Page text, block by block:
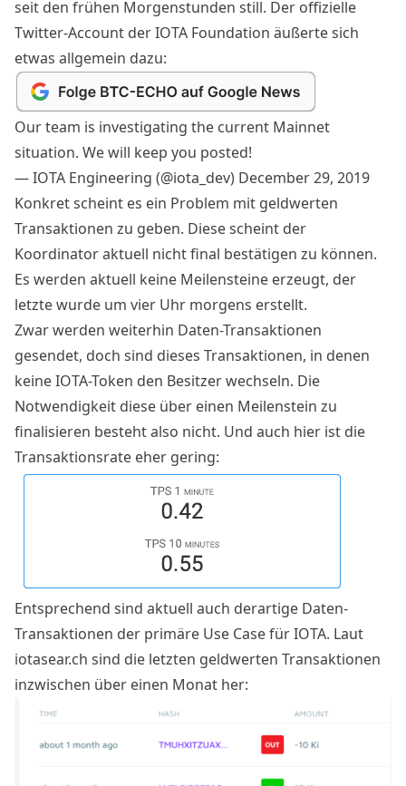
seit den frühen Morgenstunden still. Der offizielle
Twitter-Account der IOTA Foundation äußerte sich
etwas allgemein dazu:
Our team is investigating the current Mainnet
situation. We will keep you posted!
— IOTA Engineering (@iota_dev) December 29, 2019
Konkret scheint es ein Problem mit geldwerten
Transaktionen zu geben. Diese scheint der
Koordinator aktuell nicht final bestätigen zu können.
Es werden aktuell keine Meilensteine erzeugt, der
letzte wurde um vier Uhr morgens erstellt.
Zwar werden weiterhin Daten-Transaktionen
gesendet, doch sind dieses Transaktionen, in denen
keine IOTA-Token den Besitzer wechseln. Die
Notwendigkeit diese über einen Meilenstein zu
finalisieren besteht also nicht. Und auch hier ist die
Transaktionsrate eher gering:
Entsprechend sind aktuell auch derartige Daten-
Transaktionen der primäre Use Case für IOTA. Laut
iotasear.ch sind die letzten geldwerten Transaktionen
inzwischen über einen Monat her: